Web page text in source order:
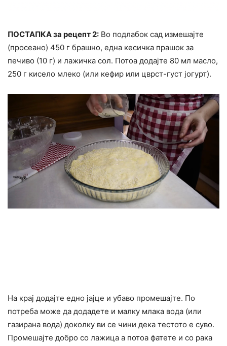
ПОСТАПКА за рецепт 2: Во подлабок сад измешајте
(просеано) 450 г брашно, една кесичка прашок за
печиво (10 г) и лажичка сол. Потоа додајте 80 мл масло,
250 г кисело млеко (или кефир или цврст-густ јогурт).
На крај додајте едно јајце и убаво промешајте. По
потреба може да додадете и малку млака вода (или
газирана вода) доколку ви се чини дека тестото е суво.
Промешајте добро со лажица а потоа фатете и со рака